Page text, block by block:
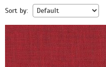
Sort by: